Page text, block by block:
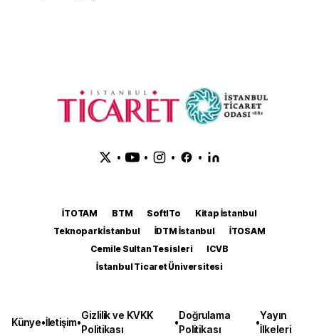
• • • •
İTOTAM BTM SoftITo
Kitap İstanbul
Teknopark İstanbul
İDTM İstanbul
İTOSAM
Cemile Sultan Tesisleri
ICVB
İstanbul Ticaret Üniversitesi
Künye•İletişim•
Gizlilik ve KVKK
Politikası
•
Doğrulama
Politikası
•
Yayın
İlkeleri